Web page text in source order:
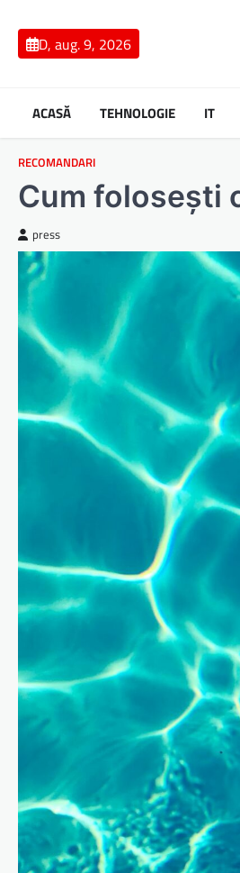
contentD, aug. 9, 2026
ACASĂ TEHNOLOGIE IT
RECOMANDARI
Cum folosești
press